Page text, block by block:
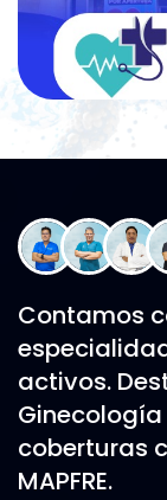
Contamos
activos.
coberturas
MAPFRE.